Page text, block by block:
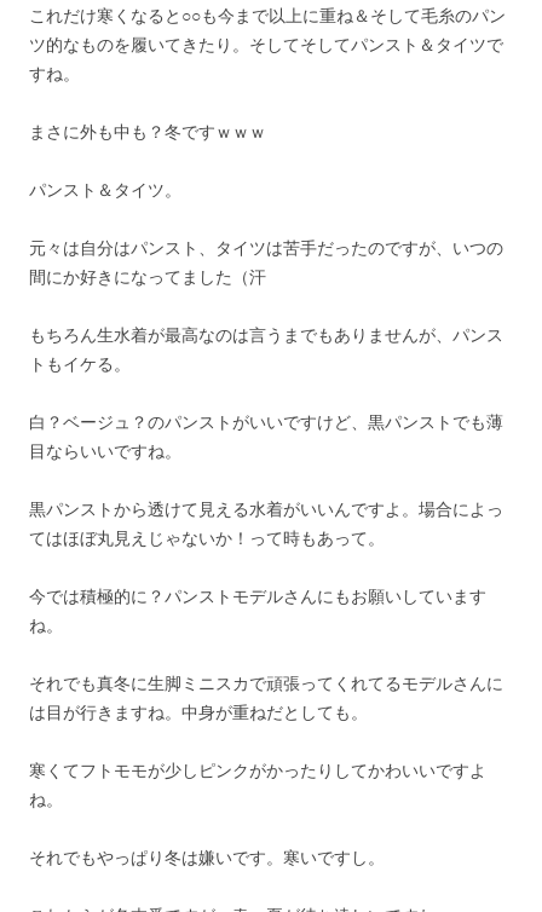
これだけ寒くなると○○も今まで以上に重ね＆そして毛糸のパン
ツ的なものを履いてきたり。そしてそしてパンスト＆タイツで
すね。
まさに外も中も？冬ですｗｗｗ
パンスト＆タイツ。
元々は自分はパンスト、タイツは苦手だったのですが、いつの
間にか好きになってました（汗
もちろん生水着が最高なのは言うまでもありませんが、パンス
トもイケる。
白？ベージュ？のパンストがいいですけど、黒パンストでも薄
目ならいいですね。
黒パンストから透けて見える水着がいいんですよ。場合によっ
てはほぼ丸見えじゃないか！って時もあって。
今では積極的に？パンストモデルさんにもお願いしています
ね。
それでも真冬に生脚ミニスカで頑張ってくれてるモデルさんに
は目が行きますね。中身が重ねだとしても。
寒くてフトモモが少しピンクがかったりしてかわいいですよ
ね。
それでもやっぱり冬は嫌いです。寒いですし。